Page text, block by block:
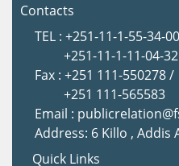
Contacts
TEL : +251-11-1-55-34-
+251-11-1-11-04-32
Fax : +251 111-550278 /
+251 111-565583
Email :
Address: 6 Killo , Addis
Quick Links